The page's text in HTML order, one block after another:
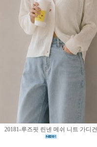
20181-루즈핏 린넨 메쉬 니트 가디건